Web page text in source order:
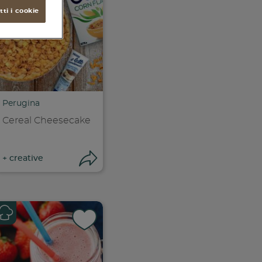
condivisione
Perugina
Cereal Cheesecake
+creative
i cookie